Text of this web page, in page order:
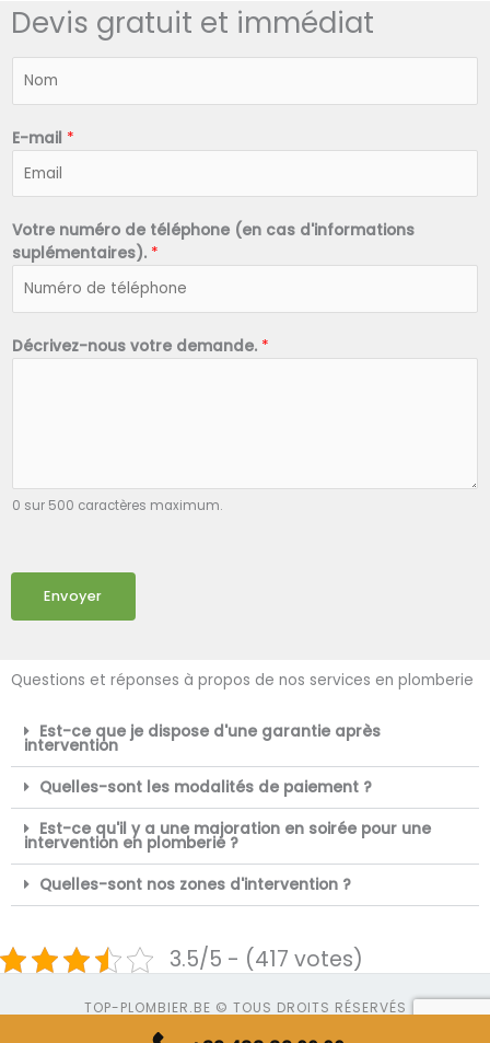
Devis gratuit et immédiat
*
E-mail *
Votre numéro de téléphone (en cas d'informations
suplémentaires). *
Décrivez-nous votre demande. *
0 sur 500 caractères maximum.
Envoyer
Questions et réponses à propos de nos services en plomberie
Est-ce que je dispose d'une garantie après
intervention
Quelles-sont les modalités de paiement ?
Est-ce qu'il y a une majoration en soirée pour une
intervention en plomberie ?
Quelles-sont nos zones d'intervention ?
3.5/5 - (417 votes)
TOP-PLOMBIER.BE © TOUS DROITS RÉSERVÉS